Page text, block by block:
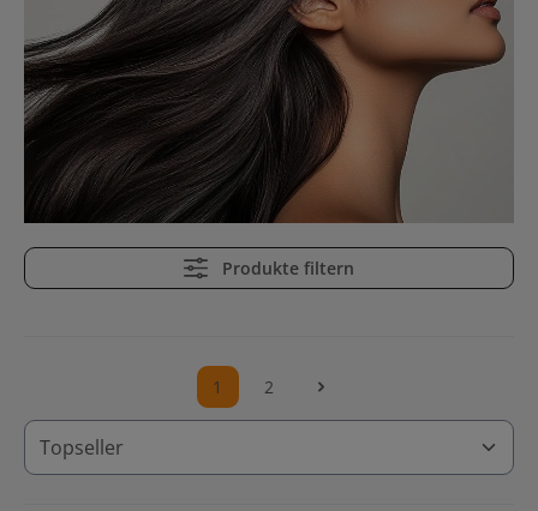
Produkte filtern
Seite
1 Seite
2